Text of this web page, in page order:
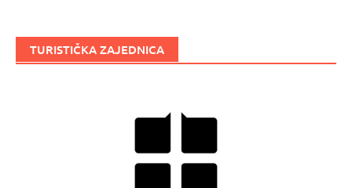
TURISTIČKA ZAJEDNICA